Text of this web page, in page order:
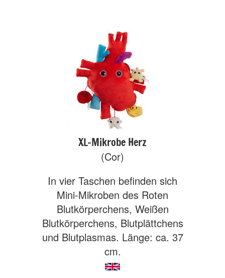
XL-Mikrobe Herz
(Cor)
In vier Taschen befinden sich
Mini-Mikroben des Roten
Blutkörperchens, Weißen
Blutkörperchens, Blutplättchens
und Blutplasmas. Länge: ca. 37
cm.